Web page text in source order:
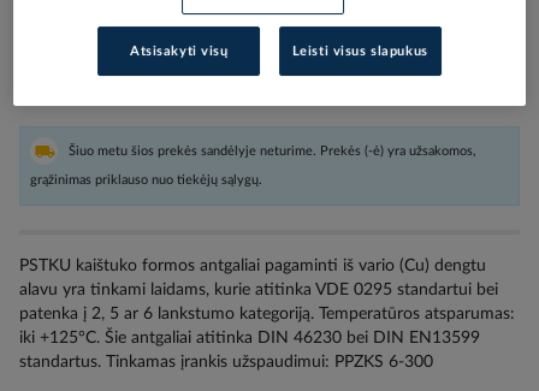
Šiuo metu šios prekės sandėlyje neturime. Prekės (-ė) yra užsakomos,
grąžinimas priklauso nuo tiekėjų sąlygų.
PSTKU kaištuko formos antgaliai pagaminti iš vario (Cu) dengtu
alavu yra tinkami laidams, kurie atitinka VDE 0295 standartui bei
patenka į 2, 5 ar 6 lankstumo kategoriją. Temperatūros atsparumas:
iki +125°C. Šie antgaliai atitinka DIN 46230 bei DIN EN13599
standartus. Tinkamas įrankis užspaudimui: PPZKS 6-300
Atsisakyti visų Leisti visus slapukus